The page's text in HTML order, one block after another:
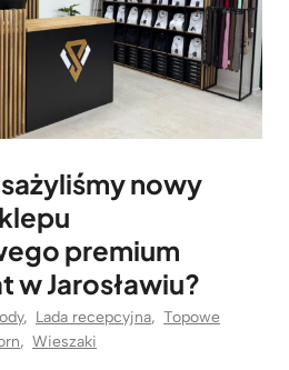
nowy
premium
w Jarosławiu?
, Lada recepcyjna, Topowe
, Wieszaki